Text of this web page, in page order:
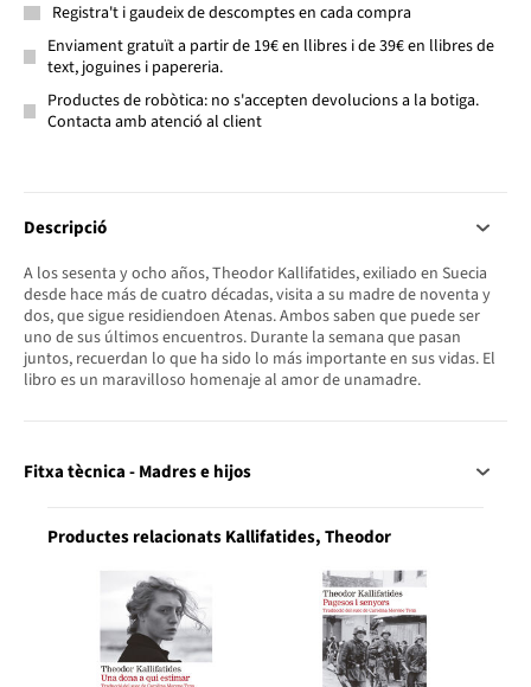
Registra't i gaudeix de descomptes en cada compra
Enviament gratuït a partir de 19€ en llibres i de 39€ en llibres de
text, joguines i papereria.
Productes de robòtica: no s'accepten devolucions a la botiga.
Contacta amb atenció al client
Descripció
A los sesenta y ocho años, Theodor Kallifatides, exiliado en Suecia
desde hace más de cuatro décadas, visita a su madre de noventa y
dos, que sigue residiendoen Atenas. Ambos saben que puede ser
uno de sus últimos encuentros. Durante la semana que pasan
juntos, recuerdan lo que ha sido lo más importante en sus vidas. El
libro es un maravilloso homenaje al amor de unamadre.
Fitxa tècnica - Madres e hijos
Productes relacionats Kallifatides, Theodor